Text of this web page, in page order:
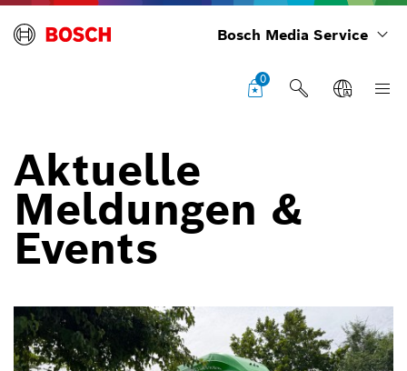
Bosch Media Service
0
Aktuelle
Meldungen &
Events